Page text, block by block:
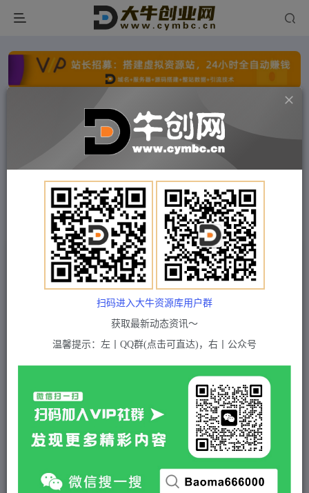
点击开通分站+ 每日收入300+
文字广告火爆招租 文字广告火爆招租
文字广告火爆招租
文字广告火爆招租 文字广告火爆招租
付费项目 中创网 正文
（4771期）直播带货/操盘手/进阶课，算法+底层逻
辑+案例+起号步骤
5 积分
黄金会员 2 超级会员(永久VIP) 免费
站长QQ：1970819299
付费资源
扫码进入大牛资源库用户群
获取最新动态资讯～
温馨提示：左丨QQ群(点击可直达)，右丨公众号